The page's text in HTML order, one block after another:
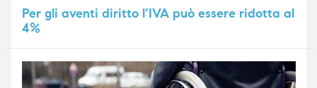
Pergli aventi diritto l’IVA può essere ridotta al
4%